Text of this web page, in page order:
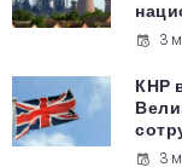
3
КНР
3